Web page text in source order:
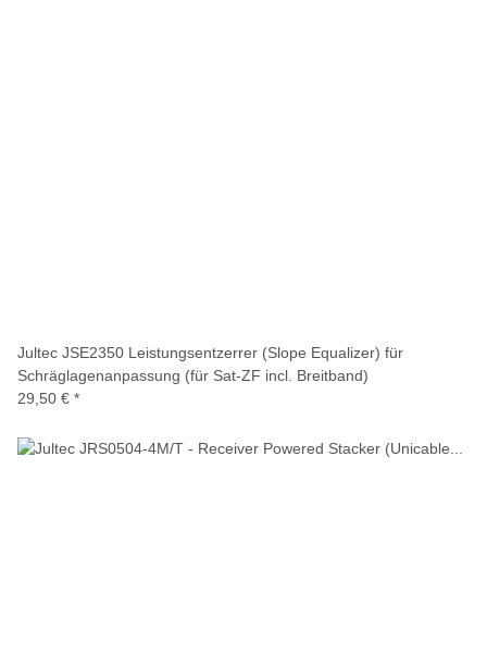
Jultec JSE2350 Leistungsentzerrer (Slope Equalizer) für
Schräglagenanpassung (für Sat-ZF incl. Breitband)
29,50 € *